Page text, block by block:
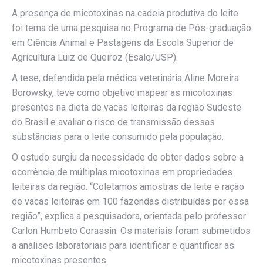
A presença de micotoxinas na cadeia produtiva do leite
foi tema de uma pesquisa no Programa de Pós-graduação
em Ciência Animal e Pastagens da Escola Superior de
Agricultura Luiz de Queiroz (Esalq/USP).
A tese, defendida pela médica veterinária Aline Moreira
Borowsky, teve como objetivo mapear as micotoxinas
presentes na dieta de vacas leiteiras da região Sudeste
do Brasil e avaliar o risco de transmissão dessas
substâncias para o leite consumido pela população.
O estudo surgiu da necessidade de obter dados sobre a
ocorrência de múltiplas micotoxinas em propriedades
leiteiras da região. “Coletamos amostras de leite e ração
de vacas leiteiras em 100 fazendas distribuídas por essa
região”, explica a pesquisadora, orientada pelo professor
Carlon Humbeto Corassin. Os materiais foram submetidos
a análises laboratoriais para identificar e quantificar as
micotoxinas presentes.